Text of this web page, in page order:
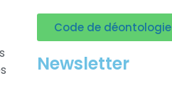
Code de déontologie
Newsletter